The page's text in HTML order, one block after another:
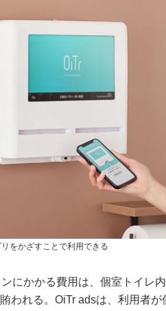
をかざすことで利用できる
にかかる費用は、個室トイレ
われる。OiTr adsは、利用者